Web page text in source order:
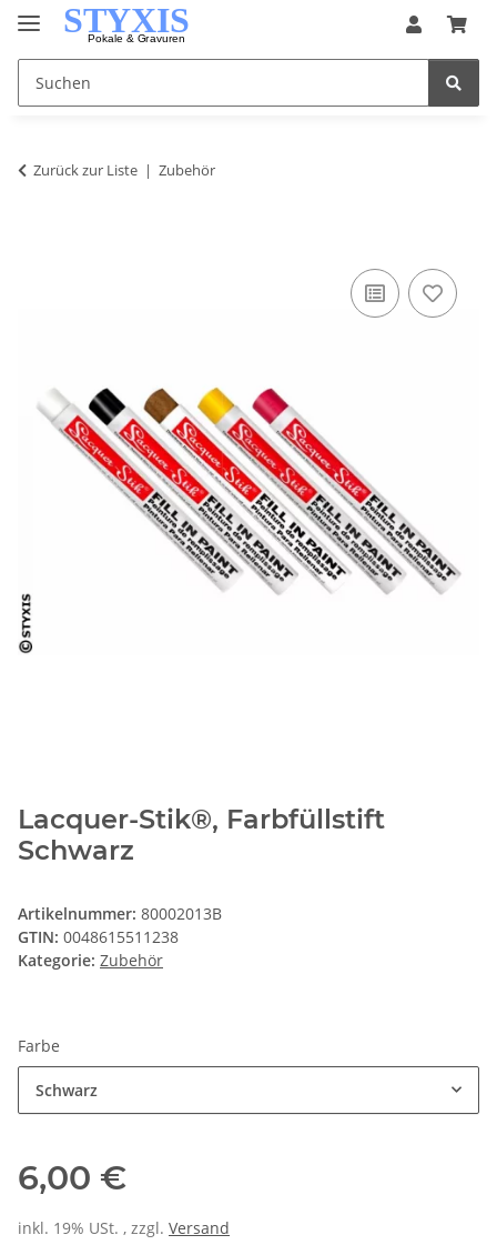
Zurück zur Liste Zubehör
Lacquer-Stik®, Farbfüllstift
Schwarz
Artikelnummer: 80002013B
GTIN: 0048615511238
Kategorie: Zubehör
Farbe
Schwarz
6,00 €
inkl. 19% USt. , zzgl. Versand